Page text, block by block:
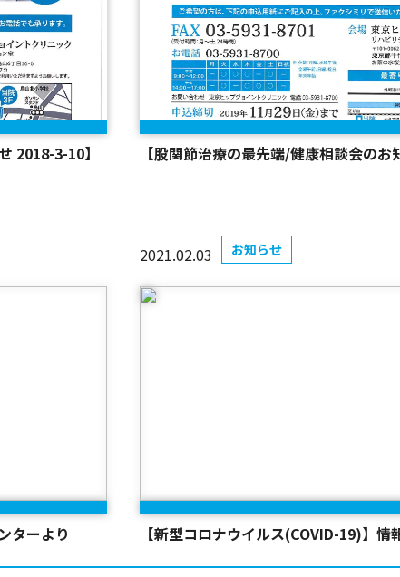
2018-3-10】 【股関節治療の最先端/健康相談会のお
ターより
2021.02.03 お知らせ
【新型コロナウイルス(COVID-19)】情